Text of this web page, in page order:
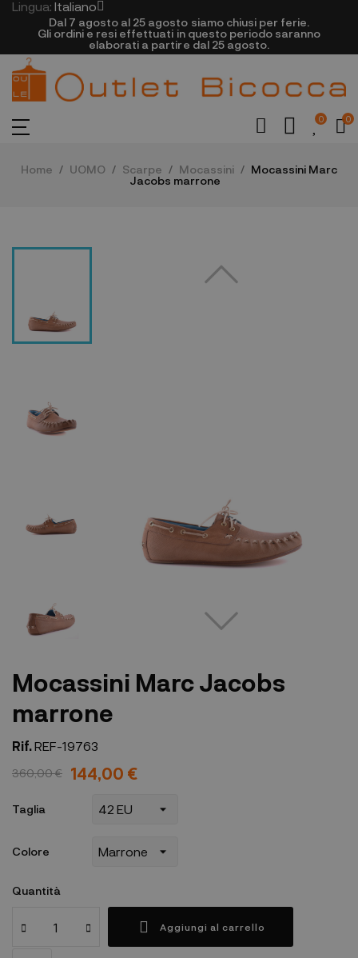
Lingua: Italiano
Dal 7 agosto al 25 agosto siamo chiusi per ferie.
Gli ordini e resi effettuati in questo periodo saranno
elaborati a partire dal 25 agosto.
0 0
Home UOMO Scarpe Mocassini
Mocassini Marc
Jacobs marrone
Mocassini Marc Jacobs
marrone
Rif.REF-19763
360,00 € 144,00 €
Taglia
Colore
Quantità
Aggiungi al carrello